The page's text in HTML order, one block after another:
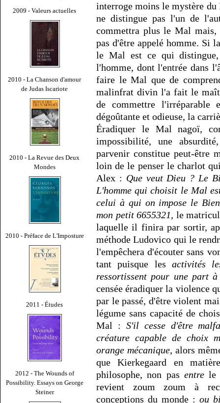
2009 - Valeurs actuelles
2010 - La Chanson d'amour
de Judas Iscariote
2010 - La Revue des Deux
Mondes
2010 - Préface de L'Imposture
2011 - Études
2012 - The Wounds of
Possibility. Essays on George
Steiner
interroge moins le mystère
ne distingue pas l'un de
commettra plus le Mal
pas d'être appelé homme. Si
le Mal est ce qui
l'homme, dont l'entrée dans
faire le Mal que de
malinfrat divin l'a fait le
de commettre
dégoûtante et odieuse, la
Éradiquer le Mal nagoï,
impossibilité, une
parvenir constitue peut-être
loin de le penser le charlot
Alex : Que veut Dieu ? Le
L'homme qui choisit le Mal
celui à qui on impose le
mon petit 6655321, le
laquelle il finira par sortir,
méthode Ludovico qui le
l'empêchera d'écouter sans
tant puisque les activités
ressortissent pour une part
censée éradiquer la violence
par le passé, d'être violent
légume sans capacité de
Mal : S'il cesse d'être
créature capable de choix
orange mécanique, alors
que Kierkegaard en
philosophe, non pasentre le
revient zoum zoum à
conceptions du monde : ou